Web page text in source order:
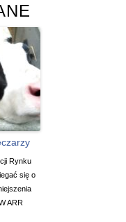
Rynku
się o
ARR